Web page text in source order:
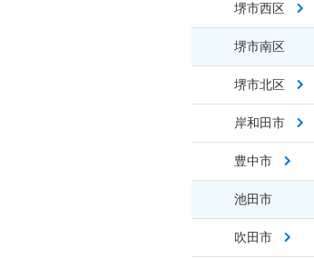
堺市西区
堺市南区
堺市北区
岸和田市
豊中市
池田市
吹田市